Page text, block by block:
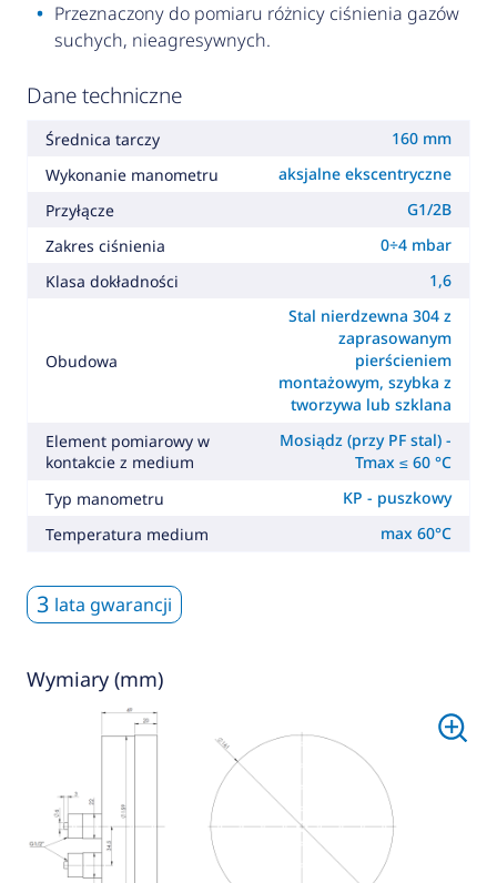
Przeznaczony do pomiaru różnicy ciśnienia gazów
suchych, nieagresywnych.
Dane techniczne
Średnica tarczy
160 mm
Wykonanie manometru
aksjalne ekscentryczne
Przyłącze
G1/2B
Zakres ciśnienia
0÷4 mbar
Klasa dokładności
1,6
Obudowa
Stal nierdzewna 304 z
zaprasowanym
pierścieniem
montażowym, szybka z
tworzywa lub szklana
Element pomiarowy w
kontakcie z medium
Mosiądz (przy PF stal) -
Tmax ≤ 60 °C
Typ manometru
KP - puszkowy
Temperatura medium
max 60°C
3 lata gwarancji
Wymiary (mm)